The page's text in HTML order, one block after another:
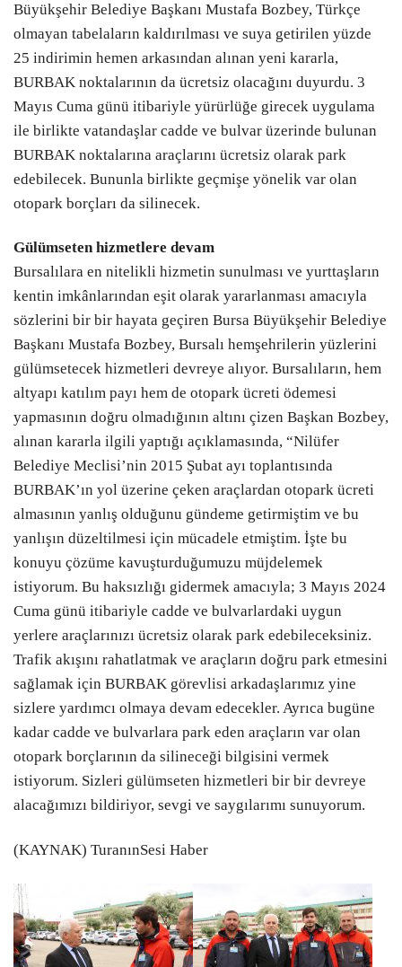
Büyükşehir Belediye Başkanı Mustafa Bozbey, Türkçe
olmayan tabelaların kaldırılması ve suya getirilen yüzde
25 indirimin hemen arkasından alınan yeni kararla,
BURBAK noktalarının da ücretsiz olacağını duyurdu. 3
Mayıs Cuma günü itibariyle yürürlüğe girecek uygulama
ile birlikte vatandaşlar cadde ve bulvar üzerinde bulunan
BURBAK noktalarına araçlarını ücretsiz olarak park
edebilecek. Bununla birlikte geçmişe yönelik var olan
otopark borçları da silinecek.
Gülümseten hizmetlere devam
Bursalılara en nitelikli hizmetin sunulması ve yurttaşların
kentin imkânlarından eşit olarak yararlanması amacıyla
sözlerini bir bir hayata geçiren Bursa Büyükşehir Belediye
Başkanı Mustafa Bozbey, Bursalı hemşehrilerin yüzlerini
gülümsetecek hizmetleri devreye alıyor. Bursalıların, hem
altyapı katılım payı hem de otopark ücreti ödemesi
yapmasının doğru olmadığının altını çizen Başkan Bozbey,
alınan kararla ilgili yaptığı açıklamasında, “Nilüfer
Belediye Meclisi’nin 2015 Şubat ayı toplantısında
BURBAK’ın yol üzerine çeken araçlardan otopark ücreti
almasının yanlış olduğunu gündeme getirmiştim ve bu
yanlışın düzeltilmesi için mücadele etmiştim. İşte bu
konuyu çözüme kavuşturduğumuzu müjdelemek
istiyorum. Bu haksızlığı gidermek amacıyla; 3 Mayıs 2024
Cuma günü itibariyle cadde ve bulvarlardaki uygun
yerlere araçlarınızı ücretsiz olarak park edebileceksiniz.
Trafik akışını rahatlatmak ve araçların doğru park etmesini
sağlamak için BURBAK görevlisi arkadaşlarımız yine
sizlere yardımcı olmaya devam edecekler. Ayrıca bugüne
kadar cadde ve bulvarlara park eden araçların var olan
otopark borçlarının da silineceği bilgisini vermek
istiyorum. Sizleri gülümseten hizmetleri bir bir devreye
alacağımızı bildiriyor, sevgi ve saygılarımı sunuyorum.
(KAYNAK) TuranınSesi Haber